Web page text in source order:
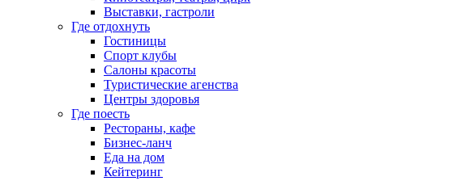
Выставки, гастроли
Где отдохнуть
Гостиницы
Спорт клубы
Салоны красоты
Туристические агенства
Центры здоровья
Где поесть
Рестораны, кафе
Бизнес-ланч
Еда на дом
Кейтеринг